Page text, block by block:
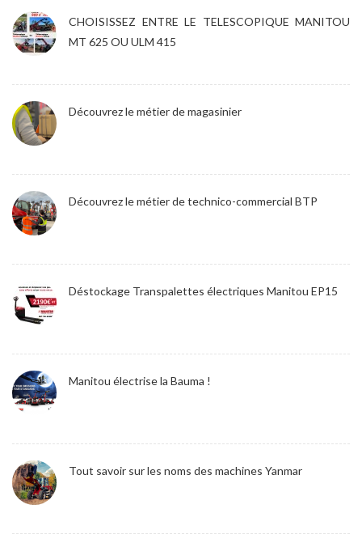
CHOISISSEZ ENTRE LE TELESCOPIQUE MANITOU
MT 625 OU ULM 415
Découvrez le métier de magasinier
Découvrez le métier de technico-commercial BTP
Déstockage Transpalettes électriques Manitou EP15
Manitou électrise la Bauma !
Tout savoir sur les noms des machines Yanmar